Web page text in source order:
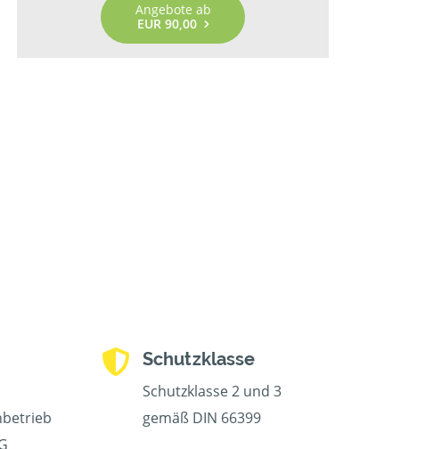
Angebote ab
EUR 90,00
Schutzklasse
Schutzklasse 2 und 3
gemäß DIN 66399